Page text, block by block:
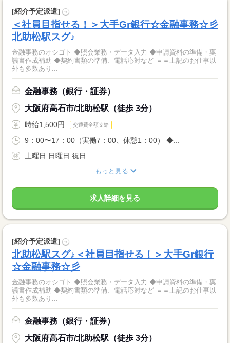
[紹介予定派遣] ?
＜社員目指せる！＞大手Gr銀行☆金融事務☆彡
北助松駅スグ♪
金融事務のオシゴト ◆照会業務・データ入力 ◆申請資料の準備・稟
議書作成補助 ◆契約書類の準備、電話応対など ＝＝上記のお仕事以
外も多数あり...
金融事務（銀行・証券）
大阪府高石市/北助松駅（徒歩 3分）
時給1,500円 交通費全額支給
9：00〜17：00（実働7：00、休憩1：00） ◆...
土曜日 日曜日 祝日
もっと見る
求人詳細を見る
[紹介予定派遣] ?
北助松駅スグ♪＜社員目指せる！＞大手Gr銀行
☆金融事務☆彡
金融事務のオシゴト ◆照会業務・データ入力 ◆申請資料の準備・稟
議書作成補助 ◆契約書類の準備、電話応対など ＝＝上記のお仕事以
外も多数あり...
金融事務（銀行・証券）
大阪府高石市/北助松駅（徒歩 3分）